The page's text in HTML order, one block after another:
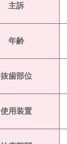
主訴
年齢
抜歯部位
使用装置